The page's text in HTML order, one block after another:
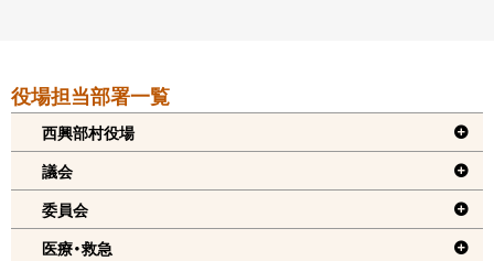
文
戻
機
役場担当部署一覧
西興部村役場
議会
委員会
医療・救急